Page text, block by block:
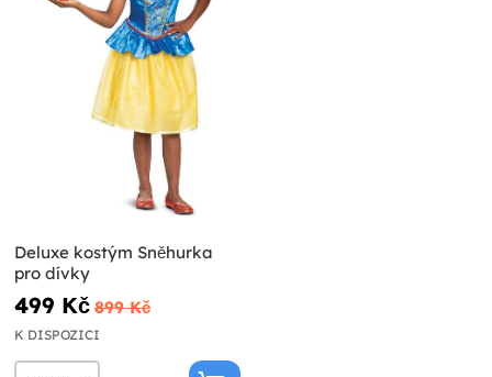
Deluxe kostým Sněhurka
pro dívky
499 Kč 899 Kč
K DISPOZICI